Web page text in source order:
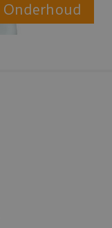
Onderhoud